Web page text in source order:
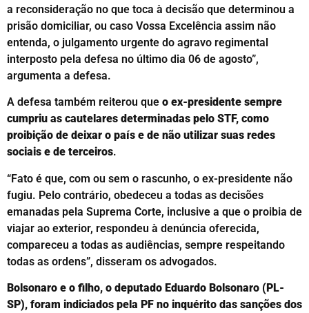
a reconsideração no que toca à decisão que determinou a
prisão domiciliar, ou caso Vossa Excelência assim não
entenda, o julgamento urgente do agravo regimental
interposto pela defesa no último dia 06 de agosto”,
argumenta a defesa.
A defesa também reiterou que o ex-presidente sempre
cumpriu as cautelares determinadas pelo STF, como
proibição de deixar o país e de não utilizar suas redes
sociais e de terceiros.
“Fato é que, com ou sem o rascunho, o ex-presidente não
fugiu. Pelo contrário, obedeceu a todas as decisões
emanadas pela Suprema Corte, inclusive a que o proibia de
viajar ao exterior, respondeu à denúncia oferecida,
compareceu a todas as audiências, sempre respeitando
todas as ordens”, disseram os advogados.
Bolsonaro e o filho, o deputado Eduardo Bolsonaro (PL-
SP), foram indiciados pela PF no inquérito das sanções dos